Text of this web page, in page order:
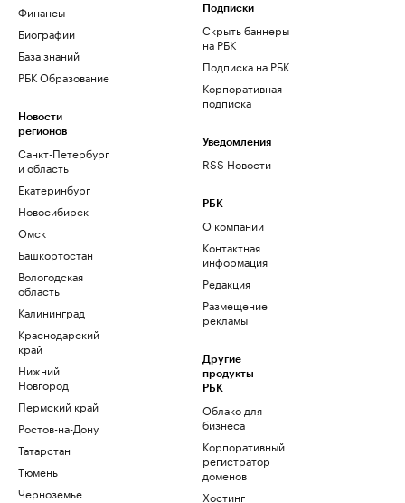
Финансы
Биографии
База знаний
РБК Образование
Новости
регионов
Санкт-Петербург
и область
Екатеринбург
Новосибирск
Омск
Башкортостан
Вологодская
область
Калининград
Краснодарский
край
Нижний
Новгород
Пермский край
Ростов-на-Дону
Татарстан
Тюмень
Черноземье
Подписки
Скрыть баннеры
на РБК
Подписка на РБК
Корпоративная
подписка
Уведомления
RSS Новости
РБК
О компании
Контактная
информация
Редакция
Размещение
рекламы
Другие
продукты
РБК
Облако для
бизнеса
Корпоративный
регистратор
доменов
Хостинг